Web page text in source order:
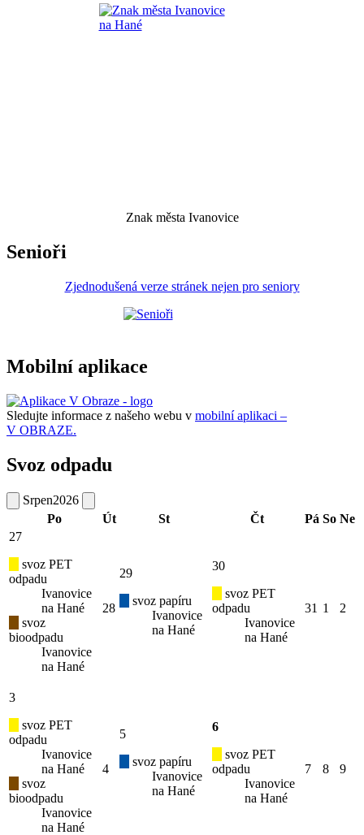
Znak města Ivanovice
Senioři
Zjednodušená verze stránek nejen pro seniory
Mobilní aplikace
Sledujte informace z našeho webu v mobilní aplikaci –
V OBRAZE.
Svoz odpadu
Srpen2026
Po
Út St Čt Pá So Ne
27
svoz PET
odpadu
Ivanovice
na Hané
svoz
bioodpadu
Ivanovice
na Hané
28
29
svoz papíru
Ivanovice
na Hané
30
svoz PET
odpadu
Ivanovice
na Hané
31 1 2
3
svoz PET
odpadu
Ivanovice
na Hané
svoz
bioodpadu
Ivanovice
na Hané
4
5
svoz papíru
Ivanovice
na Hané
6
svoz PET
odpadu
Ivanovice
na Hané
7 8 9